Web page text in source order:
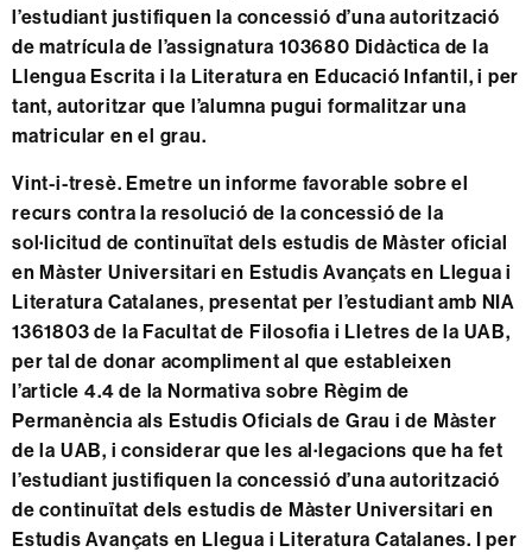
l’estudiant justifiquen la concessió d’una autorització
de matrícula de l’assignatura 103680 Didàctica de la
Llengua Escrita i la Literatura en Educació Infantil, i per
tant, autoritzar que l’alumna pugui formalitzar una
matricular en el grau.
Vint-i-tresè. Emetre un informe favorable sobre el
recurs contra la resolució de la concessió de la
sol·licitud de continuïtat dels estudis de Màster oficial
en Màster Universitari en Estudis Avançats en Llegua i
Literatura Catalanes, presentat per l’estudiant amb NIA
1361803 de la Facultat de Filosofia i Lletres de la UAB,
per tal de donar acompliment al que estableixen
l’article 4.4 de la Normativa sobre Règim de
Permanència als Estudis Oficials de Grau i de Màster
de la UAB, i considerar que les al·legacions que ha fet
l’estudiant justifiquen la concessió d’una autorització
de continuïtat dels estudis de Màster Universitari en
Estudis Avançats en Llegua i Literatura Catalanes. I per